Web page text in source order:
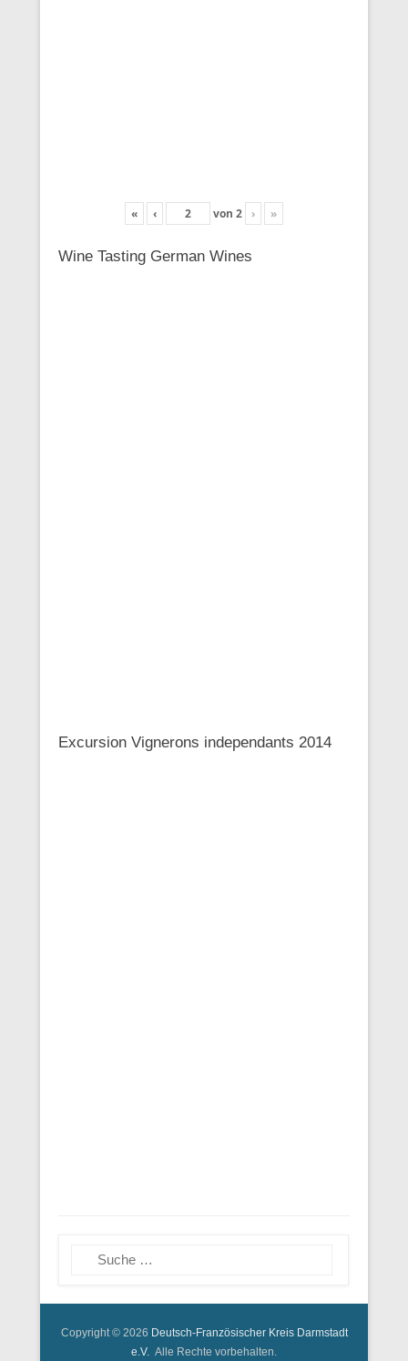
« ‹ von 2 › »
Wine Tasting German Wines
Excursion Vignerons independants 2014
Suchen
Copyright © 2026 Deutsch-Französischer Kreis Darmstadt
e.V. Alle Rechte vorbehalten.